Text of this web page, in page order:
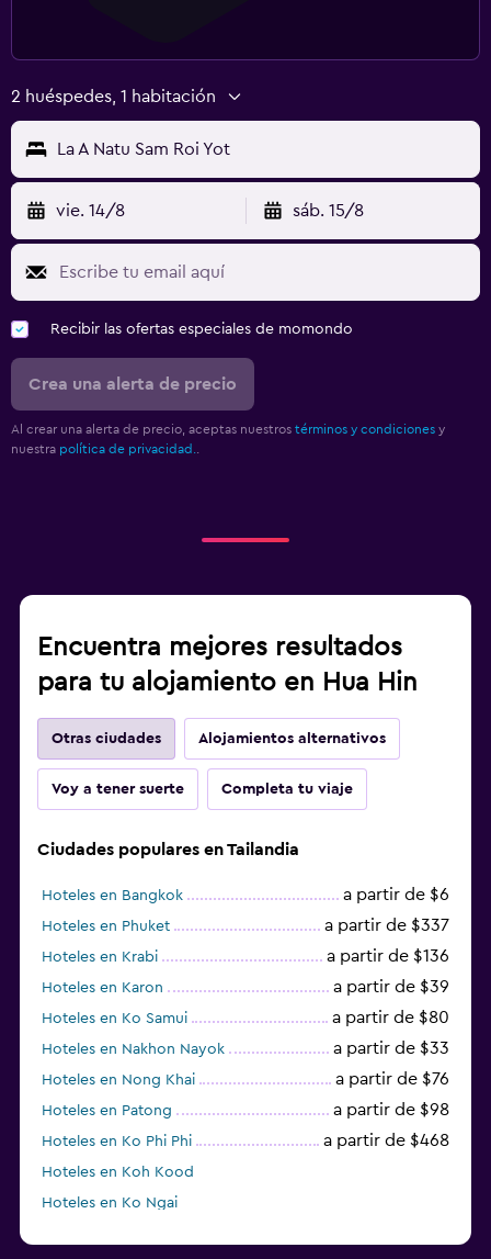
2 huéspedes, 1 habitación
La A Natu Sam Roi Yot
vie. 14/8 sáb. 15/8
Recibir las ofertas especiales de momondo
Crea una alerta de precio
Al crear una alerta de precio, aceptas nuestros términos y condiciones y
nuestra política de privacidad.
Encuentra mejores resultados
para tu alojamiento en Hua Hin
Otras ciudades Alojamientos alternativos
Voy a tener suerte Completa tu viaje
Ciudades populares en Tailandia
Hoteles en Bangkok a partir de $6
Hoteles en Phuket a partir de $337
Hoteles en Krabi a partir de $136
Hoteles en Karon a partir de $39
Hoteles en Ko Samui a partir de $80
Hoteles en Nakhon Nayok a partir de $33
Hoteles en Nong Khai a partir de $76
Hoteles en Patong a partir de $98
Hoteles en Ko Phi Phi a partir de $468
Hoteles en Koh Kood
Hoteles en Ko Ngai